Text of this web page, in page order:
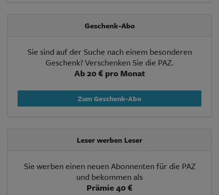
Geschenk-Abo
Sie sind auf der Suche nach einem besonderen
Geschenk? Verschenken Sie die PAZ.
Ab 20 € pro Monat
Zum Geschenk-Abo
Leser werben Leser
Sie werben einen neuen Abonnenten für die PAZ
und bekommen als
Prämie 40 €